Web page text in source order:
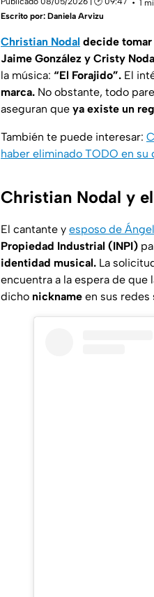
1
Escrito por: Daniela Arvizu
Christian Nodal decide tomar
Jaime González y Cristy
la música: “El Forajido”. El
marca. No obstante, todo
aseguran que ya existe un
También te puede interesar:
haber eliminado TODO en su
Christian Nodal y
El cantante y esposo de
Propiedad Industrial (INPI)
identidad musical. La
encuentra a la espera de que
dicho nickname en sus redes